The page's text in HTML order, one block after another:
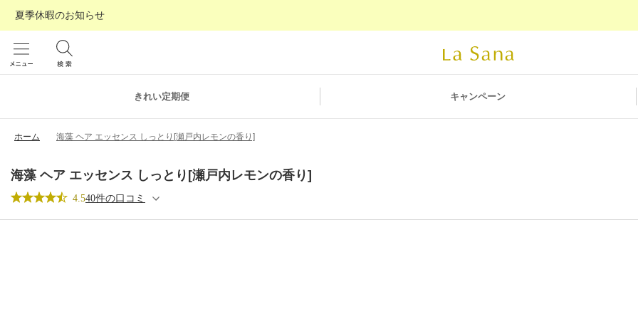
きれい定期便 キャンペーン
夏季休暇のお知らせ
ホーム 海藻 ヘア エッセンス しっとり[瀬戸内レモンの香り]
海藻 ヘア エッセンス しっとり[瀬戸内レモンの香り]
4.540件の口コミ